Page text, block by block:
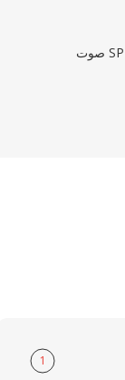
صوت SPH المستخرج يحافظ على دقة
1